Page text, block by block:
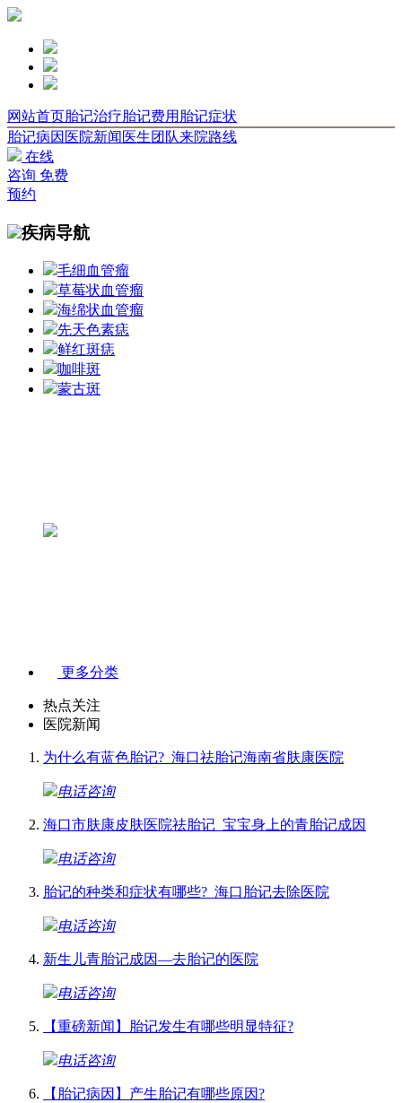
网站首页胎记治疗胎记费用 胎记症状
胎记病因 医院新闻 医生团队来院路线
在线
咨询 免费
预约
疾病导航
毛细血管瘤
草莓状血管瘤
海绵状血管瘤
先天色素痣
鲜红斑痣
咖啡斑
蒙古斑
更多分类
热点关注
医院新闻
为什么有蓝色胎记?_海口祛胎记海南省肤康医院
电话咨询
海口市肤康皮肤医院祛胎记_宝宝身上的青胎记成因
电话咨询
胎记的种类和症状有哪些?_海口胎记去除医院
电话咨询
新生儿青胎记成因—去胎记的医院
电话咨询
【重磅新闻】胎记发生有哪些明显特征?
电话咨询
【胎记病因】产生胎记有哪些原因?